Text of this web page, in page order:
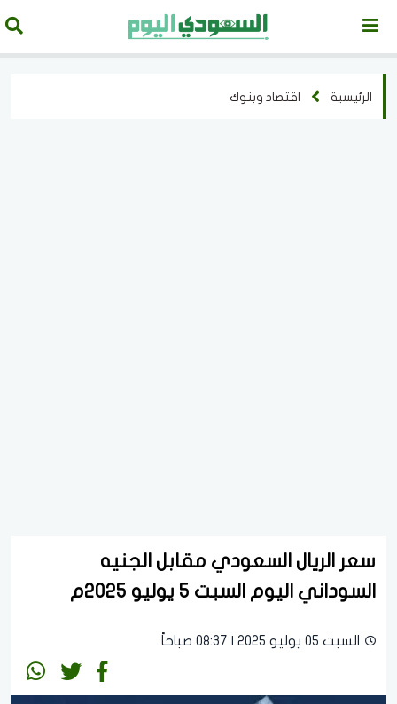
الرئيسية اقتصاد وبنوك
سعر الريال السعودي مقابل الجنيه
السوداني اليوم السبت 5 يوليو 2025م
السبت 05 يوليو 2025 | 08:37 صباحاً